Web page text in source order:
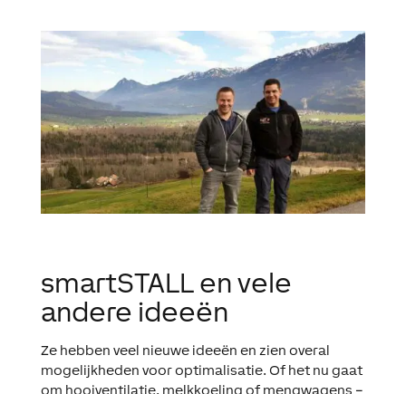
smartSTALL en vele
andere ideeën
Ze hebben veel nieuwe ideeën en zien overal
mogelijkheden voor optimalisatie. Of het nu gaat
om hooiventilatie, melkkoeling of mengwagens –